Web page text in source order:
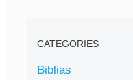
CATEGORIES
Biblias